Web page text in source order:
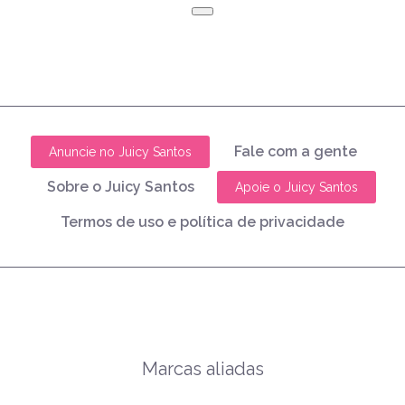
Anuncie no Juicy Santos Fale com a gente
Sobre o Juicy Santos Apoie o Juicy Santos
Termos de uso e política de privacidade
Marcas aliadas